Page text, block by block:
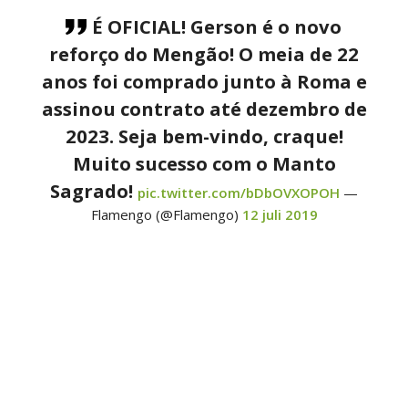
É OFICIAL! Gerson é o novo
reforço do Mengão! O meia de 22
anos foi comprado junto à Roma e
assinou contrato até dezembro de
2023. Seja bem-vindo, craque!
Muito sucesso com o Manto
Sagrado! pic.twitter.com/bDbOVXOPOH —
Flamengo (@Flamengo) 12 juli 2019